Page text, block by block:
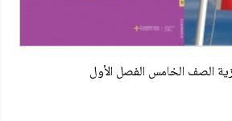
الصف الخامس الفصل الأول